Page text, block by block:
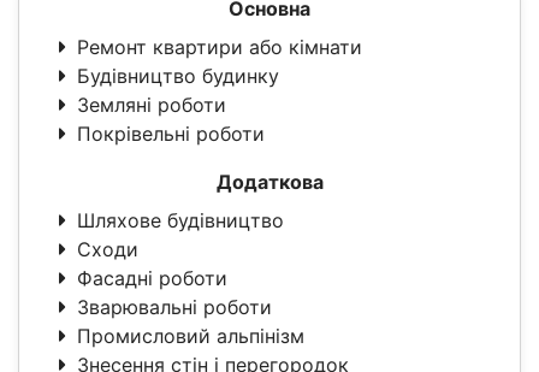
Основна
Ремонт квартири або кімнати
Будівництво будинку
Земляні роботи
Покрівельні роботи
Додаткова
Шляхове будівництво
Сходи
Фасадні роботи
Зварювальні роботи
Промисловий альпінізм
Знесення стін і перегородок